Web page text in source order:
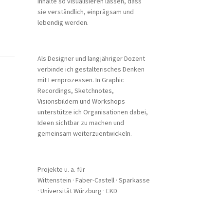
sie verständlich, einprägsam und
lebendig werden.
Als Designer und langjähriger Dozent
verbinde ich gestalterisches Denken
mit Lernprozessen. In Graphic
Recordings, Sketchnotes,
Visionsbildern und Workshops
unterstütze ich Organisationen dabei,
Ideen sichtbar zu machen und
gemeinsam weiterzuentwickeln.
Projekte u. a. für
Wittenstein · Faber-Castell · Sparkasse
· Universität Würzburg · EKD